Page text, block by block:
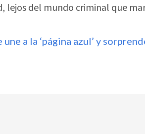
lejos del mundo criminal que
a la ‘página azul’ y